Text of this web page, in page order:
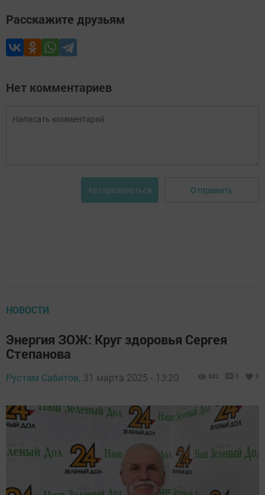
Расскажите друзьям
Нет комментариев
Авторизоваться Отправить
НОВОСТИ
Энергия ЗОЖ: Круг здоровья Сергея
Степанова
Рустам Сабитов, 31 марта 2025 - 13:20 682 0 0